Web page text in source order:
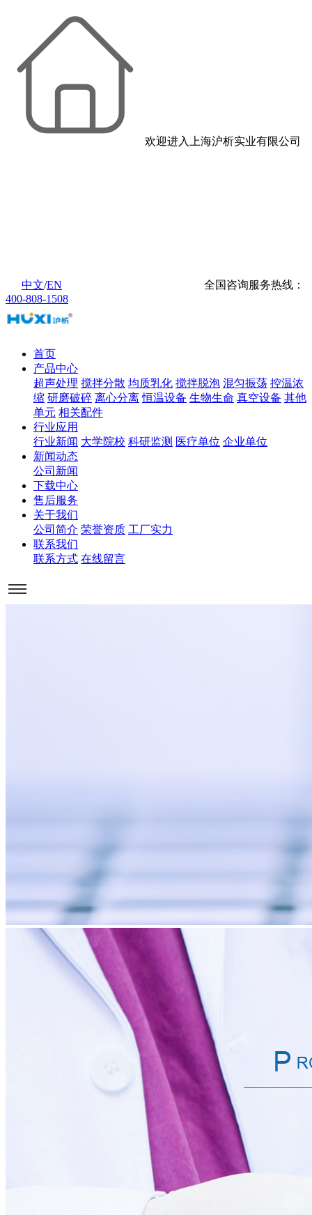
欢迎进入上海沪析实业有限公司
中文/EN
全国咨询服务热线：
400-808-1508
首页
产品中心
超声处理 搅拌分散 均质乳化 搅拌脱泡 混匀振荡 控温浓
缩 研磨破碎 离心分离 恒温设备 生物生命 真空设备 其他
单元 相关配件
行业应用
行业新闻 大学院校 科研监测 医疗单位 企业单位
新闻动态
公司新闻
下载中心
售后服务
关于我们
公司简介 荣誉资质 工厂实力
联系我们
联系方式 在线留言